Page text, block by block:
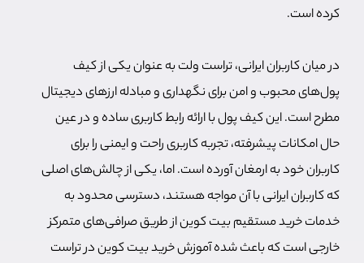
کرده است.
در میان کاربران ایرانی، تراست ولت به عنوان یکی از کیف
پول‌های محبوب و امن برای نگهداری و مبادله ارزهای دیجیتال
مطرح است. این کیف پول با ارائه رابط کاربری ساده و در عین
حال امکانات پیشرفته، تجربه کاربری راحت و ایمنی را برای
کاربران خود به ارمغان آورده است. اما، یکی از چالش‌های اصلی
که کاربران ایرانی با آن مواجه هستند، دسترسی محدود به
خدمات خرید مستقیم بیت کوین از طریق صرافی‌های متمرکز
خارجی است که باعث شده آموزش خرید بیت کوین در تراست